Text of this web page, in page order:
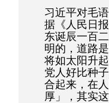
习近平对毛
据《人民日
东诞辰一百
明的，道路
将如太阳升
党人好比种
合起来，在
厚」，其实